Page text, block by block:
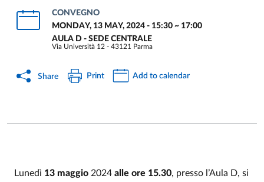
CONVEGNO
MONDAY, 13 MAY, 2024 - 15:30 ~ 17:00
AULA D - SEDE CENTRALE
Via Università 12 - 43121 Parma
Share Print Add to calendar
Lunedì 13 maggio 2024 alle ore 15.30, presso l’Aula D, si